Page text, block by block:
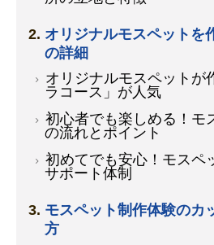
オリジナルモスペットを
の詳細
オリジナルモスペットが
ラコース」が人気
初心者でも楽しめる！モ
の流れとポイント
初めてでも安心！モスペ
サポート体制
モスペット制作体験のカ
方